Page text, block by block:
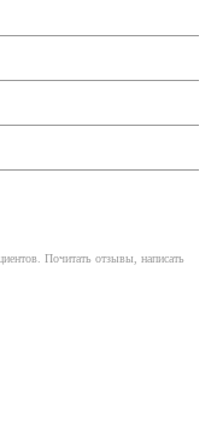
Почитать отзывы, написать